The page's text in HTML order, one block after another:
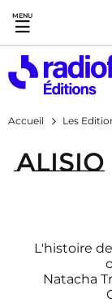
Accès direct :
Menu principal
Accueil Les
Alisio
L'histoire
Natacha